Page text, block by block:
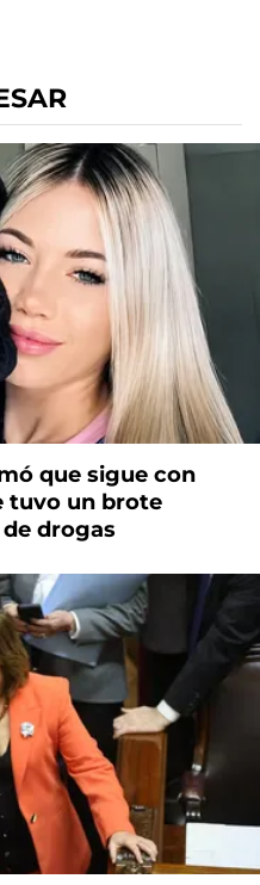
que sigue con
tuvo un brote
drogas